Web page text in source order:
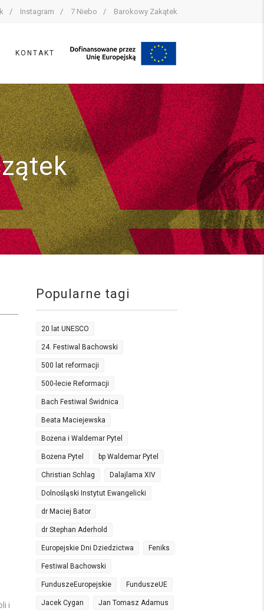
Instagram 7 Niebo Barokowy Zakątek
KONTAKT
i
Popularne tagi
20 lat UNESCO
24. Festiwal Bachowski
500 lat reformacji
500-lecie Reformacji
Bach Festiwal Świdnica
Beata Maciejewska
Bożena i Waldemar Pytel
Bożena Pytel bp Waldemar Pytel
Christian Schlag Dalajlama XIV
Dolnośląski Instytut Ewangelicki
dr Maciej Bator
dr Stephan Aderhold
Europejskie Dni Dziedzictwa Feniks
Festiwal Bachowski
FunduszeEuropejskie FunduszeUE
Jacek Cygan Jan Tomasz Adamus